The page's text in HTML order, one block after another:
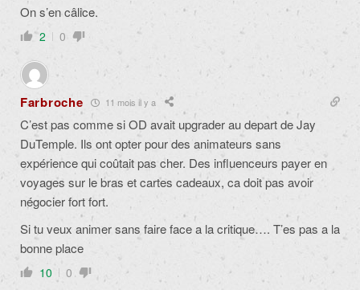
On s’en câlice.
2 0
Farbroche 11 mois il y a
C’est pas comme si OD avait upgrader au depart de Jay
DuTemple. Ils ont opter pour des animateurs sans
expérience qui coûtait pas cher. Des influenceurs payer en
voyages sur le bras et cartes cadeaux, ca doit pas avoir
négocier fort fort.
Si tu veux animer sans faire face a la critique…. T’es pas a la
bonne place
10 0